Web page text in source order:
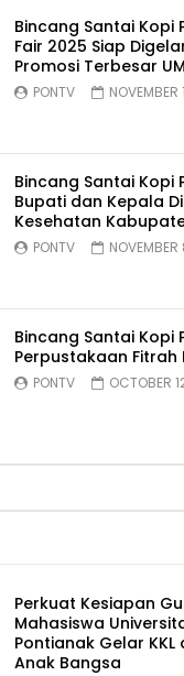
Bincang Santai Kopi
Fair 2025 Siap
Promosi Terbesar
PONTV
Bincang Santai Kopi
Bupati dan Kepala
Kesehatan
PONTV
Bincang Santai Kopi
Perpustakaan Fitrah
PONTV OCTOBER
Perkuat Kesiapan
Mahasiswa
Pontianak Gelar KKL
Anak Bangsa